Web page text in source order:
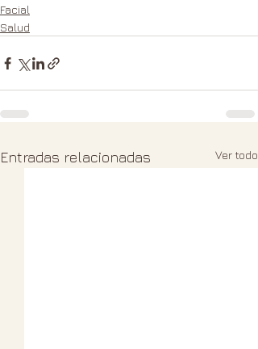
Facial
Salud
Entradas relacionadas Ver todo